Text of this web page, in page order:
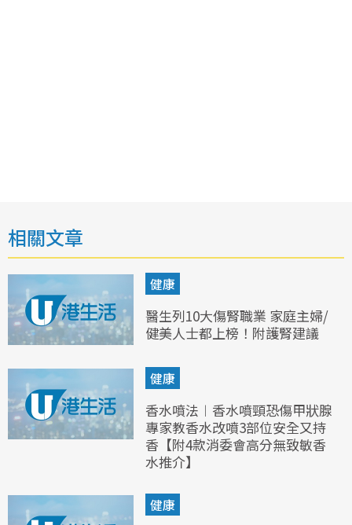
相關文章
健康
醫生列10大傷腎職業 家庭主婦/
健美人士都上榜！附護腎建議
健康
香水噴法︱香水噴頸恐傷甲狀腺
專家教香水改噴3部位安全又持
香【附4款消委會高分無致敏香
水推介】
健康